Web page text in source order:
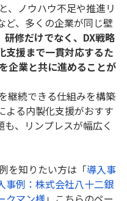
、ノウハウ不足や推進リ
ど、多くの企業が同じ壁
修だけでなく、 DX戦略
支援まで一貫対応するた
企業と共に進めることが
継続できる仕組みを構築
よる内製化支援がおすす
、リンプレスが幅広く
を知りたい方は「導入事
事例：株式会社八十二銀